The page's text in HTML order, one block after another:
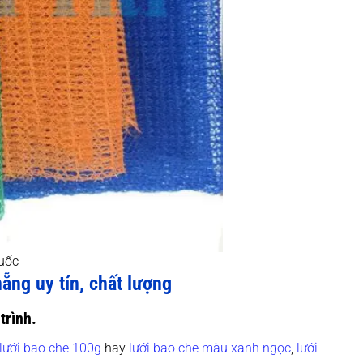
uy tín, chất lượng
bao che 100g haylưới bao che màu xanh ngọc, lưới